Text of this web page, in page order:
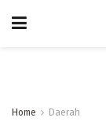
Home Daerah